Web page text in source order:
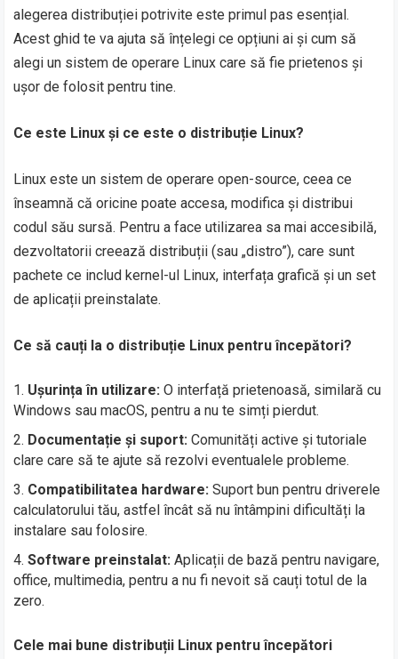
alegerea distribuției potrivite este primul pas esențial.
Acest ghid te va ajuta să înțelegi ce opțiuni ai și cum să
alegi un sistem de operare Linux care să fie prietenos și
ușor de folosit pentru tine.
Ce este Linux și ce este o distribuție Linux?
Linux este un sistem de operare open-source, ceea ce
înseamnă că oricine poate accesa, modifica și distribui
codul său sursă. Pentru a face utilizarea sa mai accesibilă,
dezvoltatorii creează distribuții (sau „distro”), care sunt
pachete ce includ kernel-ul Linux, interfața grafică și un set
de aplicații preinstalate.
Ce să cauți la o distribuție Linux pentru începători?
Ușurința în utilizare: O interfață prietenoasă, similară cu
Windows sau macOS, pentru a nu te simți pierdut.
Documentație și suport: Comunități active și tutoriale
clare care să te ajute să rezolvi eventualele probleme.
Compatibilitatea hardware: Suport bun pentru driverele
calculatorului tău, astfel încât să nu întâmpini dificultăți la
instalare sau folosire.
Software preinstalat: Aplicații de bază pentru navigare,
office, multimedia, pentru a nu fi nevoit să cauți totul de la
zero.
Cele mai bune distribuții Linux pentru începători